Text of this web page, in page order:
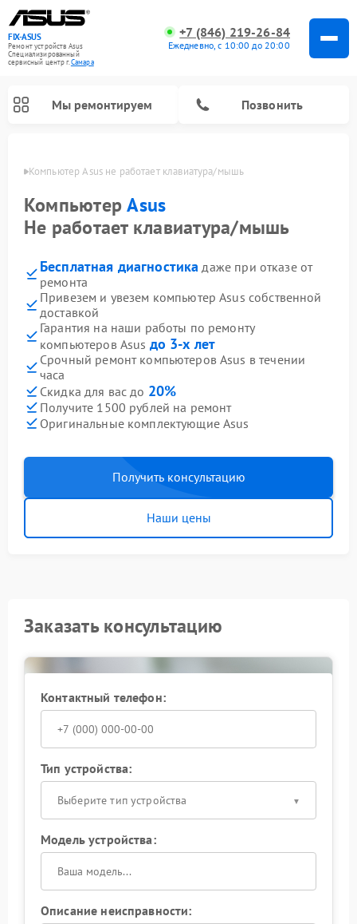
FIX-ASUS
Ремонт устройств Asus
Специализированный
cервисный центр г.Самара
+7 (846) 219-26-84
Ежедневно, с 10:00 до 20:00
Мы ремонтируем Позвонить
Компьютер Asus не работает клавиатура/мышь
КомпьютерAsus
Не работает клавиатура/мышь
Бесплатная диагностика даже при отказе от
ремонта
Привезем и увезем компьютер Asus собственной
доставкой
Гарантия на наши работы по ремонту
компьютеров Asus до 3-х лет
Срочный ремонт компьютеров Asus в течении
часа
Скидка для вас до 20%
Получите 1500 рублей на ремонт
Оригинальные комплектующие Asus
Получить консультацию
Наши цены
Заказать консультацию
Контактный телефон:
Тип устройства:
Выберите тип устройства
Модель устройства:
Описание неисправности: